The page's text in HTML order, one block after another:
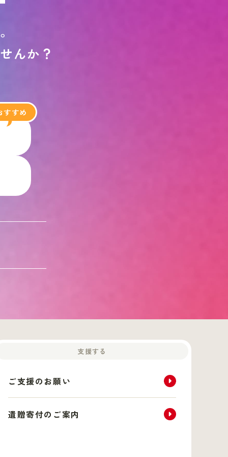
。
せんか ？
支援する
ご支援のお願い
遺贈寄付のご案内